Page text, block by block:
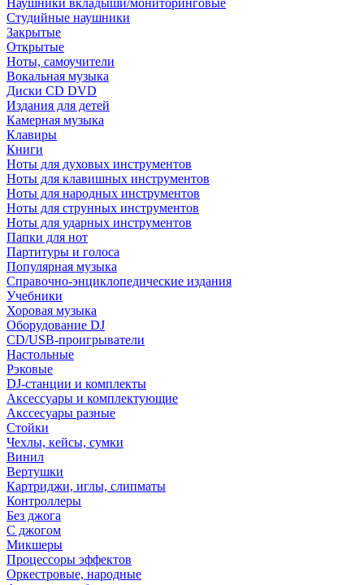
Наушники вкладыши/мониторинговые
Студийные наушники
Закрытые
Открытые
Ноты, самоучители
Вокальная музыка
Диски CD DVD
Издания для детей
Камерная музыка
Клавиры
Книги
Ноты для духовых инструментов
Ноты для клавишных инструментов
Ноты для народных инструментов
Ноты для струнных инструментов
Ноты для ударных инструментов
Папки для нот
Партитуры и голоса
Популярная музыка
Справочно-энциклопедические издания
Учебники
Хоровая музыка
Оборудование DJ
CD/USB-проигрыватели
Настольные
Рэковые
DJ-станции и комплекты
Аксессуары и комплектующие
Акссесуары разные
Стойки
Чехлы, кейсы, сумки
Винил
Вертушки
Картриджи, иглы, слипматы
Контроллеры
Без джога
С джогом
Микшеры
Процессоры эффектов
Оркестровые, народные